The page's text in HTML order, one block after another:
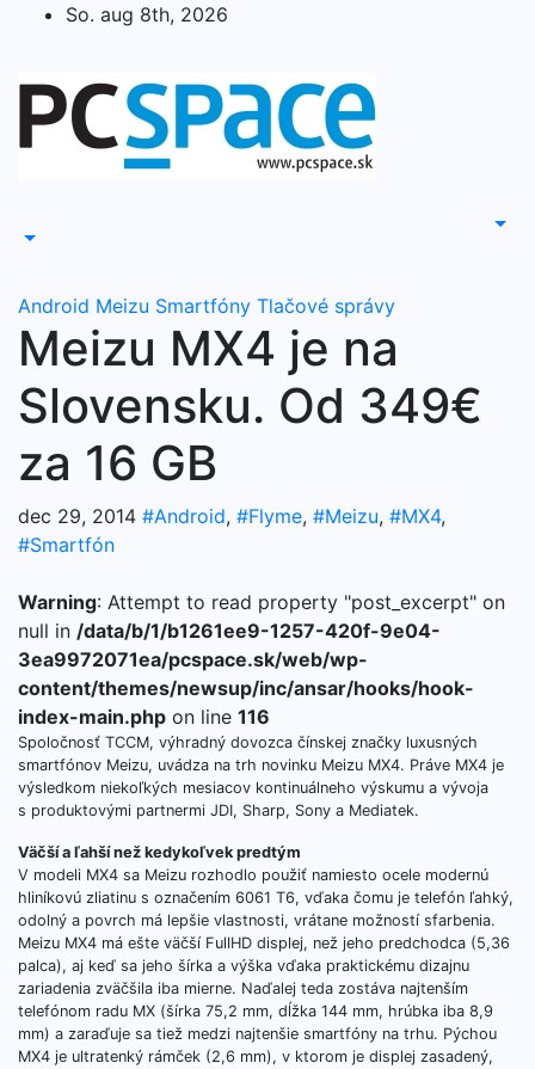
So. aug 8th, 2026
Android Meizu Smartfóny Tlačové správy
Meizu MX4 je na
Slovensku. Od 349€
za 16 GB
dec 29, 2014 #Android, #Flyme, #Meizu, #MX4,
#Smartfón
Warning: Attempt to read property "post_excerpt" on
null in /data/b/1/b1261ee9-1257-420f-9e04-
3ea9972071ea/pcspace.sk/web/wp-
content/themes/newsup/inc/ansar/hooks/hook-
index-main.php on line 116
Spoločnosť TCCM, výhradný dovozca čínskej značky luxusných
smartfónov Meizu, uvádza na trh novinku Meizu MX4. Práve MX4 je
výsledkom niekoľkých mesiacov kontinuálneho výskumu a vývoja
s produktovými partnermi JDI, Sharp, Sony a Mediatek.
Väčší a ľahší než kedykoľvek predtým
V modeli MX4 sa Meizu rozhodlo použiť namiesto ocele modernú
hliníkovú zliatinu s označením 6061 T6, vďaka čomu je telefón ľahký,
odolný a povrch má lepšie vlastnosti, vrátane možností sfarbenia.
Meizu MX4 má ešte väčší FullHD displej, než jeho predchodca (5,36
palca), aj keď sa jeho šírka a výška vďaka praktickému dizajnu
zariadenia zväčšila iba mierne. Naďalej teda zostáva najtenším
telefónom radu MX (šírka 75,2 mm, dĺžka 144 mm, hrúbka iba 8,9
mm) a zaraďuje sa tiež medzi najtenšie smartfóny na trhu. Pýchou
MX4 je ultratenký rámček (2,6 mm), v ktorom je displej zasadený,